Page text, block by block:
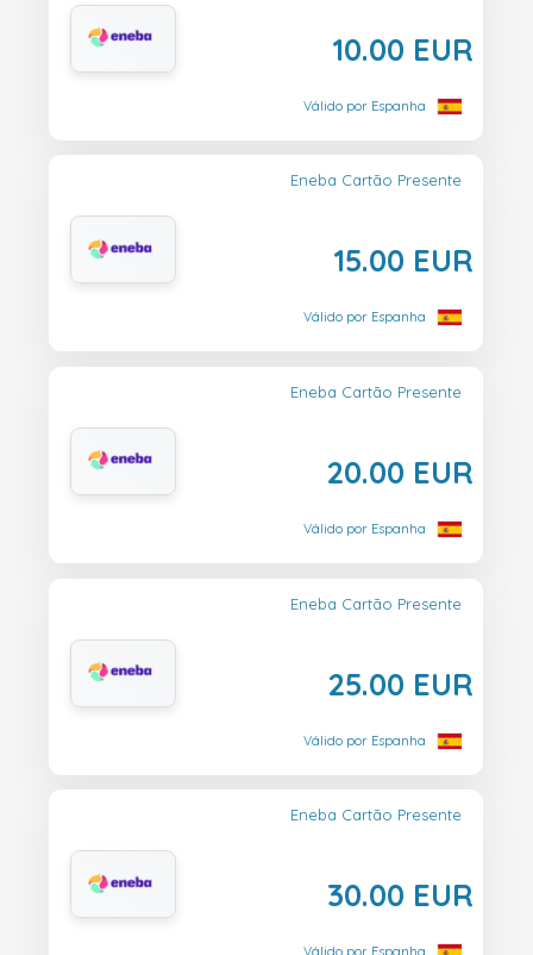
10.00 EUR
Válido por Espanha
Eneba Cartão Presente
15.00 EUR
Válido por Espanha
Eneba Cartão Presente
20.00 EUR
Válido por Espanha
Eneba Cartão Presente
25.00 EUR
Válido por Espanha
Eneba Cartão Presente
30.00 EUR
Válido por Espanha